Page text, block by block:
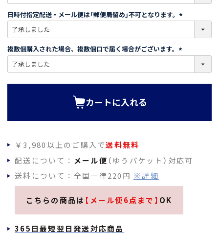
須
)
日時付指定配送・メール便は「郵便局留め」不可となります。
必
)
複数個購入された場合、複数個口で届く場合がございます。
必
カートに入れる
￥3,980以上のご購入で送料無料
配送について： メール便 （ゆうパケット）対応可
送料について：全国一律220円 ※詳細
こちらの商品は 【メール便6点まで】 OK
365日最短翌日発送対応商品